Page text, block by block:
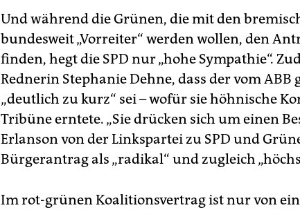
Und während die Grünen, die mit den
bundesweit „Vorreiter“ werden wollen, den
finden, hegt die SPD nur „hohe Sympathie“.
Rednerin Stephanie Dehne, dass der vom ABB
„deutlich zu kurz“ sei – wofür sie höhnische
Tribüne erntete. „Sie drücken sich um einen
Erlanson von der Linkspartei zu SPD und
Bürgerantrag als „radikal“ und zugleich
Im rot-grünen Koalitionsvertrag ist nur von